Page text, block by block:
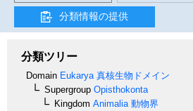
分類情報の提供
分類ツリー
Domain Eukarya 真核生物ドメイン
Supergroup Opisthokonta
Kingdom Animalia 動物界